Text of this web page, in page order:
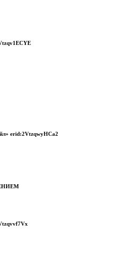
erid:2VtzqwyHCa2